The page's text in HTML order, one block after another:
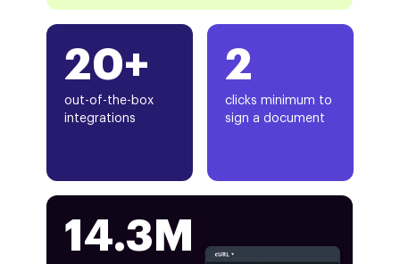
20+
out-of-the-box
integrations
2
clicks minimum to
sign a document
14.3M